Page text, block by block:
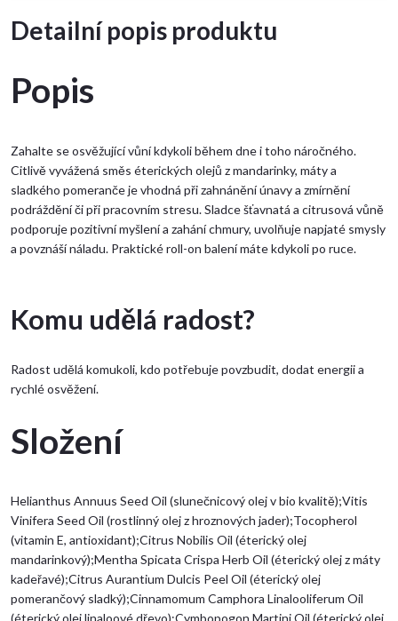
Detailní popis produktu
Popis
Zahalte se osvěžující vůní kdykoli během dne i toho náročného.
Citlivě vyvážená směs éterických olejů z mandarinky, máty a
sladkého pomeranče je vhodná při zahnánění únavy a zmírnění
podráždění či při pracovním stresu. Sladce šťavnatá a citrusová vůně
podporuje pozitivní myšlení a zahání chmury, uvolňuje napjaté smysly
a povznáší náladu. Praktické roll-on balení máte kdykoli po ruce.
Komu udělá radost?
Radost udělá komukoli, kdo potřebuje povzbudit, dodat energii a
rychlé osvěžení.
Složení
Helianthus Annuus Seed Oil (slunečnicový olej v bio kvalitě);Vitis
Vinifera Seed Oil (rostlinný olej z hroznových jader);Tocopherol
(vitamin E, antioxidant);Citrus Nobilis Oil (éterický olej
mandarinkový);Mentha Spicata Crispa Herb Oil (éterický olej z máty
kadeřavé);Citrus Aurantium Dulcis Peel Oil (éterický olej
pomerančový sladký);Cinnamomum Camphora Linalooliferum Oil